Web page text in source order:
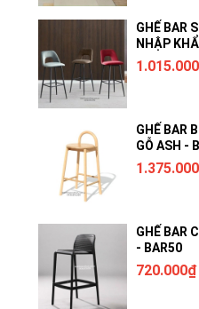
GHẾ BAR
NHẬP
GHẾ BAR
GỖ ASH -
GHẾ BAR
- BAR50
720.000₫